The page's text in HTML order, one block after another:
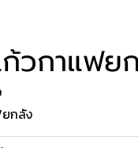
วกาแฟ
กลัง